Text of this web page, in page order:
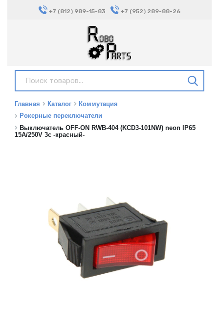
+7 (812) 989-15-83 +7 (952) 289-88-26
Главная Каталог
Коммутация
Рокерные переключатели
Выключатель OFF-ON RWB-404 (KCD3-101NW) neon IP65
15A/250V 3c -красный-